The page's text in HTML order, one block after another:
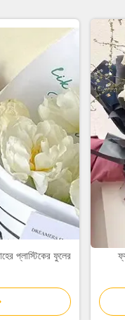
প্লাস্টিকের ফুলের